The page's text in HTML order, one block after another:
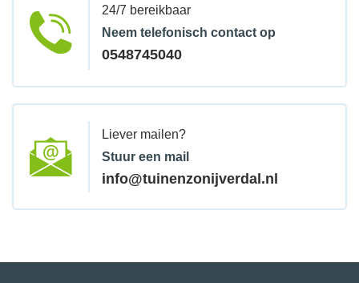
24/7 bereikbaar
Neem telefonisch contact op
0548745040
Liever mailen?
Stuur een mail
info@tuinenzonijverdal.nl